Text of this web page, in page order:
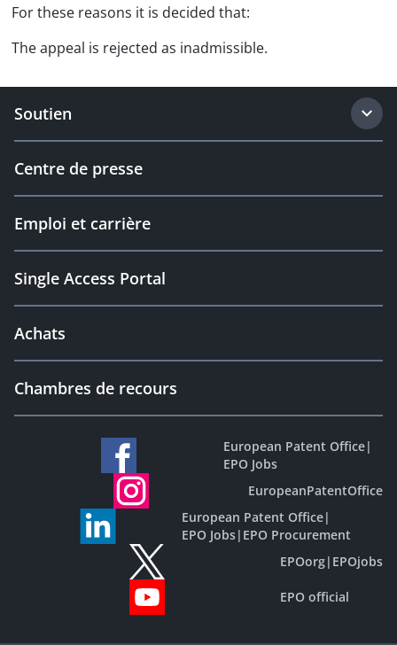
For these reasons it is decided that:
The appeal is rejected as inadmissible.
Soutien
Centre de presse
Emploi et carrière
Single Access Portal
Achats
Chambres de recours
European Patent Office|
EPO Jobs
EuropeanPatentOffice
European Patent Office|
EPO Jobs| EPO Procurement
EPOorg| EPOjobs
EPO official